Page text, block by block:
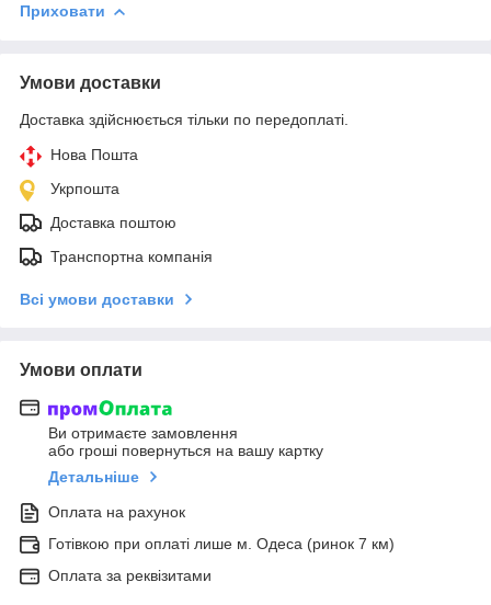
Приховати
Умови доставки
Доставка здійснюється тільки по передоплаті.
Нова Пошта
Укрпошта
Доставка поштою
Транспортна компанія
Всі умови доставки
Умови оплати
Ви отримаєте замовлення
або гроші повернуться на вашу картку
Детальніше
Оплата на рахунок
Готівкою при оплаті лише м. Одеса (ринок 7 км)
Оплата за реквізитами